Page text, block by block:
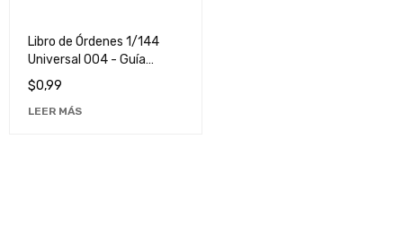
Libro de Órdenes 1/144
Universal 004 - Guía
Detallada para
Coleccionistas
$0,99
LEER MÁS